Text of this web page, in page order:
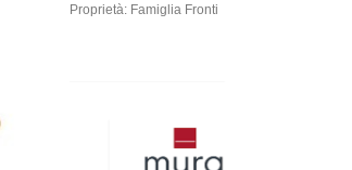
Proprietà: Famiglia Fronti